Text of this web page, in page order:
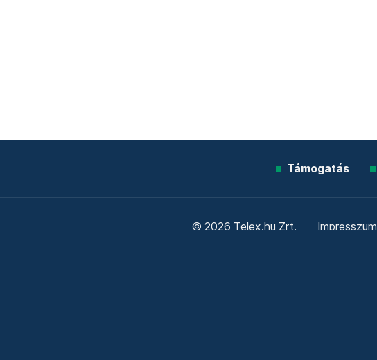
Támogatás
© 2026 Telex.hu Zrt. Impresszum